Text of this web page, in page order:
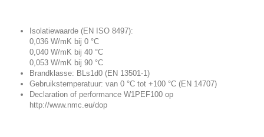
Isolatiewaarde (EN ISO 8497):
0,036 W/mK bij 0 °C
0,040 W/mK bij 40 °C
0,053 W/mK bij 90 °C
Brandklasse: BLs1d0 (EN 13501-1)
Gebruikstemperatuur: van 0 °C tot +100 °C (EN 14707)
Declaration of performance W1PEF100 op
http://www.nmc.eu/dop